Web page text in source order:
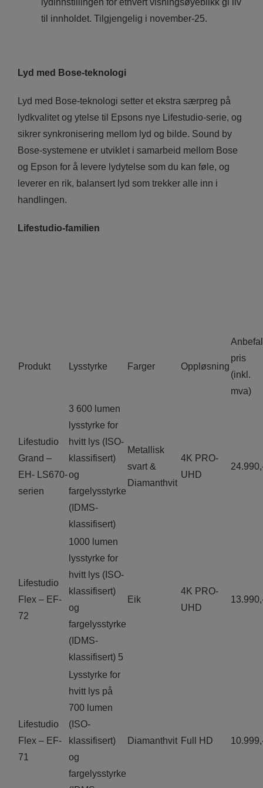
til innholdet. Tilgjengelig i november-25.
Lyd med Bose-teknologi
Lyd med Bose-teknologi setter et ekstra særpreg på
lydkvalitet og ytelse til Epsons nye Lifestudio-serie, og
sikrer synkronisering mellom lyd og bilde. Sound by
Bose-systemene er utviklet i samarbeid mellom Bose
og Epson for å levere lydytelse som du kan føle, og
leverer en rik, balansert lyd som trekker alle inn i
handlingen.
Lifestudio-familien
Produkt Lysstyrke Farger Oppløsning
pris
(inkl.
mva)
Lifestudio
Grand –
EH- LS670-
serien
3 600 lumen
lysstyrke for
hvitt lys (ISO-
klassifisert)
og
fargelysstyrke
(IDMS-
klassifisert)
Metallisk
svart &
Diamanthvit
4K PRO-
UHD
Lifestudio
Flex – EF-
72
1000 lumen
lysstyrke for
hvitt lys (ISO-
klassifisert)
og
fargelysstyrke
(IDMS-
klassifisert) 5
Eik
4K PRO-
UHD
Lifestudio
Flex – EF-
71
Lysstyrke for
hvitt lys på
700 lumen
(ISO-
klassifisert)
og
fargelysstyrke
Diamanthvit Full HD